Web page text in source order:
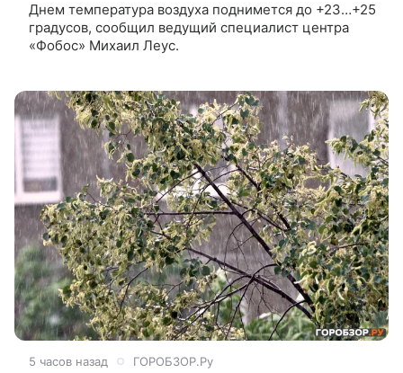
Днем температура воздуха поднимется до +23…+25
градусов, сообщил ведущий специалист центра
«Фобос» Михаил Леус.
5 часов назад ГОРОБЗОР.Ру